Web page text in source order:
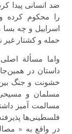
ضد انسانی پیدا
را محکوم کرده
اسراییل و چه
حمله و کشتار غیر
واما مسألة
داستان در
خشونت و جنگ
مسلمان و
مسالمت آمیز
فلسطینی‌ها
در واقع به «